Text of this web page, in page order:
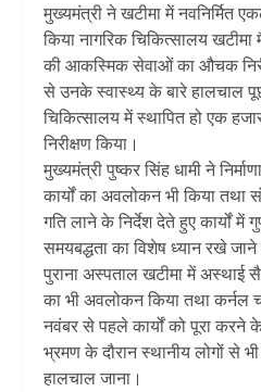
मुख्यमंत्री ने खटीमा में
किया नागरिक चिकित्सालय
की आकस्मिक सेवाओं का औचक
से उनके स्वास्थ्य के बारे हालचाल
चिकित्सालय में स्थापित हो एक
निरीक्षण किया।
मुख्यमंत्री पुष्कर सिंह धामी ने
कार्यों का अवलोकन भी किया तथा
गति लाने के निर्देश देते हुए कार्यों में
समयबद्धता का विशेष ध्यान रखे
पुराना अस्पताल खटीमा में अस्थाई
का भी अवलोकन किया तथा कर्नल
नवंबर से पहले कार्यों को पूरा करने के
भ्रमण के दौरान स्थानीय लोगों से
हालचाल जाना।